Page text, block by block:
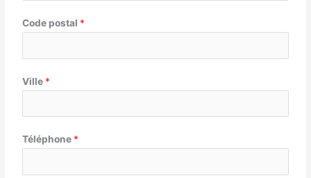
Code postal *
Ville *
Téléphone *